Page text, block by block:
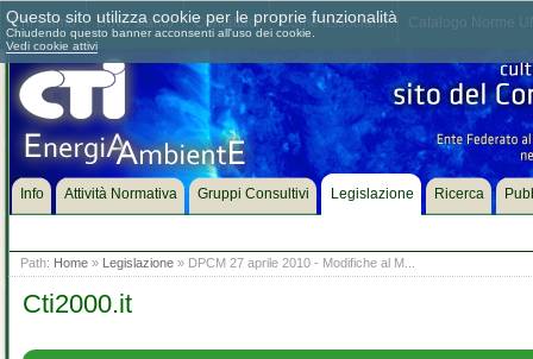
Chi siamo Dove siamo Contattaci Come associarsi
Info Attività Normativa Gruppi Consultivi Legislazione Ricerca
Path: Home » Legislazione » DPCM 27 aprile 2010 - Modifiche al M...
Cti2000.it
Questo sito utilizza cookie per le proprie funzionalità
Chiudendo questo banner acconsenti all'uso dei cookie.
Vedi cookie attivi